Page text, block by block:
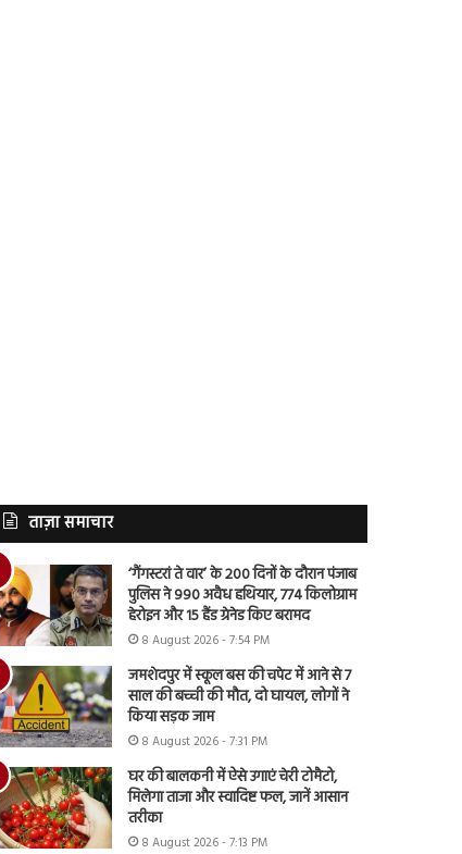
ताज़ा समाचार
‘गैंगस्टरां ते वार’ के 200 दिनों के दौरान पंजाब
पुलिस ने 990 अवैध हथियार, 774 किलोग्राम
हेरोइन और 15 हैंड ग्रेनेड किए बरामद
8 August 2026 - 7:54 PM
जमशेदपुर में स्कूल बस की चपेट में आने से 7
साल की बच्ची की मौत, दो घायल, लोगों ने
किया सड़क जाम
8 August 2026 - 7:31 PM
घर की बालकनी में ऐसे उगाएं चेरी टोमैटो,
मिलेगा ताजा और स्वादिष्ट फल, जानें आसान
तरीका
8 August 2026 - 7:13 PM